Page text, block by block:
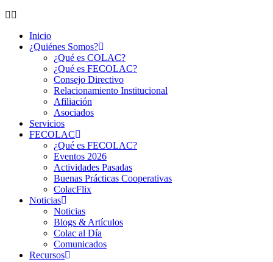
Inicio
¿Quiénes Somos?
¿Qué es COLAC?
¿Qué es FECOLAC?
Consejo Directivo
Relacionamiento Institucional
Afiliación
Asociados
Servicios
FECOLAC
¿Qué es FECOLAC?
Eventos 2026
Actividades Pasadas
Buenas Prácticas Cooperativas
ColacFlix
Noticias
Noticias
Blogs & Artículos
Colac al Día
Comunicados
Recursos